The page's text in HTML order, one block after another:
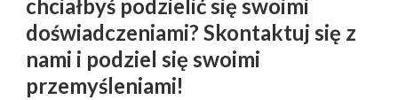
chciałbyś podzielić się swoimi
doświadczeniami? Skontaktuj się z
nami i podziel się swoimi
przemyśleniami!